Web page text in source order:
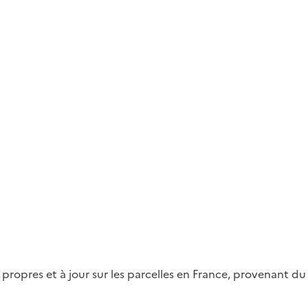
et à jour sur les parcelles en France, provenant du